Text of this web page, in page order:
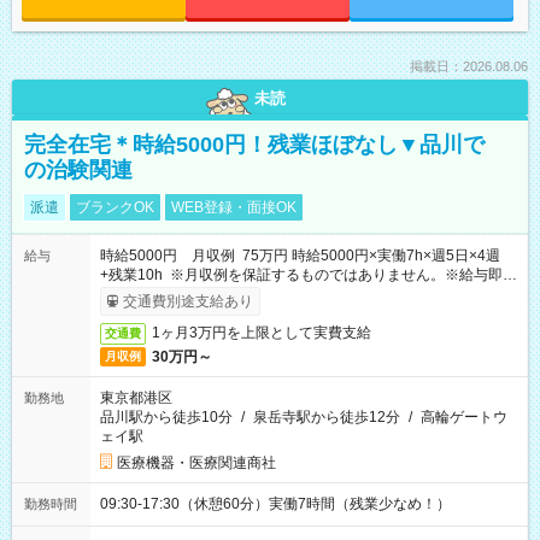
掲載日：2026.08.06
未読
完全在宅＊時給5000円！残業ほぼなし▼品川で
の治験関連
派遣 ブランクOK WEB登録・面接OK
給与
時給5000円 月収例 75万円 時給5000円×実働7h×週5日×4週
+残業10h ※月収例を保証するものではありません。※給与即受
取りサービス利用可（利用条件有）
交通費別途支給あり
交通費 1ヶ月3万円を上限として実費支給
月収例 30万円～
勤務地
東京都港区
品川駅から徒歩10分 / 泉岳寺駅から徒歩12分 / 高輪ゲートウ
ェイ駅
医療機器・医療関連商社
勤務時間 09:30-17:30（休憩60分）実働7時間（残業少なめ！）